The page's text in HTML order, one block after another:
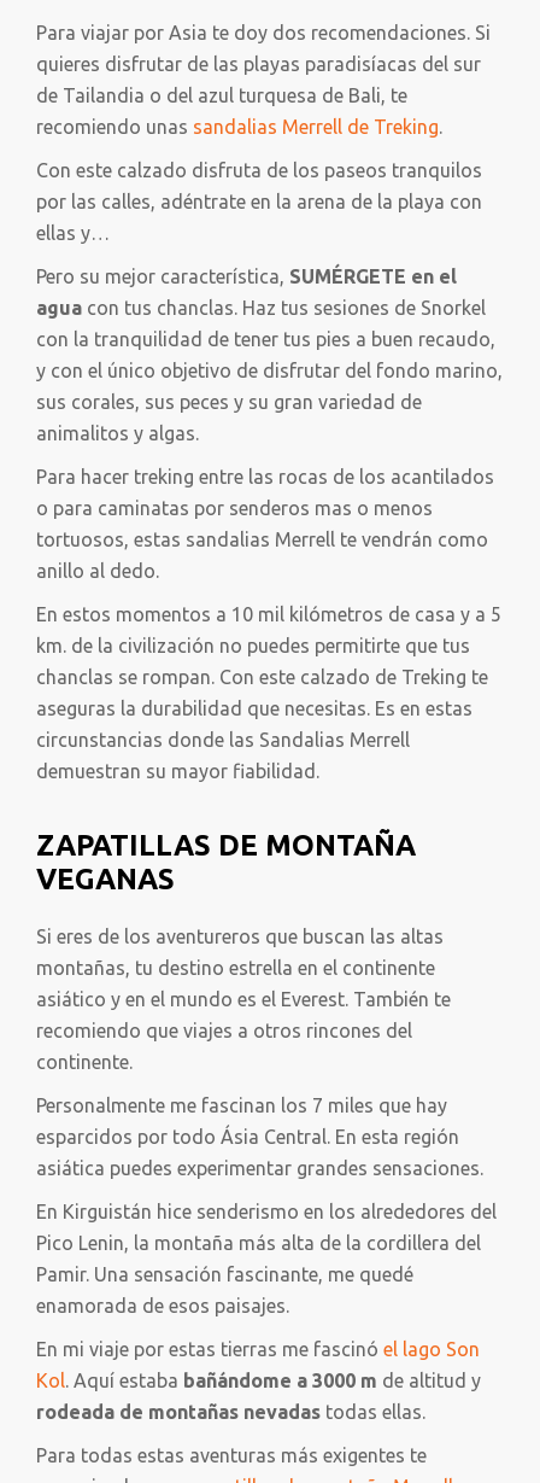
Para viajar por Asia te doy dos recomendaciones. Si
quieres disfrutar de las playas paradisíacas del sur
de Tailandia o del azul turquesa de Bali, te
recomiendo unas sandalias Merrell de Treking.
Con este calzado disfruta de los paseos tranquilos
por las calles, adéntrate en la arena de la playa con
ellas y…
Pero su mejor característica, SUMÉRGETE en el
agua con tus chanclas. Haz tus sesiones de Snorkel
con la tranquilidad de tener tus pies a buen recaudo,
y con el único objetivo de disfrutar del fondo marino,
sus corales, sus peces y su gran variedad de
animalitos y algas.
Para hacer treking entre las rocas de los acantilados
o para caminatas por senderos mas o menos
tortuosos, estas sandalias Merrell te vendrán como
anillo al dedo.
En estos momentos a 10 mil kilómetros de casa y a 5
km. de la civilización no puedes permitirte que tus
chanclas se rompan. Con este calzado de Treking te
aseguras la durabilidad que necesitas. Es en estas
circunstancias donde las Sandalias Merrell
demuestran su mayor fiabilidad.
ZAPATILLAS DE MONTAÑA
VEGANAS
Si eres de los aventureros que buscan las altas
montañas, tu destino estrella en el continente
asiático y en el mundo es el Everest. También te
recomiendo que viajes a otros rincones del
continente.
Personalmente me fascinan los 7 miles que hay
esparcidos por todo Ásia Central. En esta región
asiática puedes experimentar grandes sensaciones.
En Kirguistán hice senderismo en los alrededores del
Pico Lenin, la montaña más alta de la cordillera del
Pamir. Una sensación fascinante, me quedé
enamorada de esos paisajes.
En mi viaje por estas tierras me fascinó el lago Son
Kol. Aquí estaba bañándome a 3000 m de altitud y
rodeada de montañas nevadas todas ellas.
Para todas estas aventuras más exigentes te